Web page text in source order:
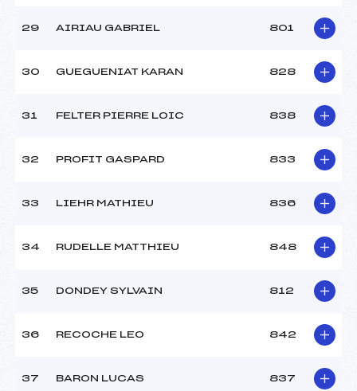
29 AIRIAU GABRIEL 801
30 GUEGUENIAT KARAN 828
31 FELTER PIERRE LOIC 838
32 PROFIT GASPARD 833
33 LIEHR MATHIEU 836
34 RUDELLE MATTHIEU 848
35 DONDEY SYLVAIN 812
36 RECOCHE LEO 842
37 BARON LUCAS 837